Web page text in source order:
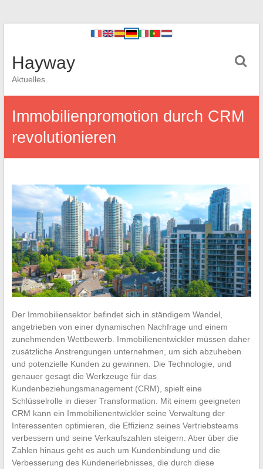
Hayway
Aktuelles
Immobilienpromotion durch CRM
revolutionieren
Der Immobiliensektor befindet sich in ständigem Wandel,
angetrieben von einer dynamischen Nachfrage und einem
zunehmenden Wettbewerb. Immobilienentwickler müssen daher
zusätzliche Anstrengungen unternehmen, um sich abzuheben
und potenzielle Kunden zu gewinnen. Die Technologie, und
genauer gesagt die Werkzeuge für das
Kundenbeziehungsmanagement (CRM), spielt eine
Schlüsselrolle in dieser Transformation. Mit einem geeigneten
CRM kann ein Immobilienentwickler seine Verwaltung der
Interessenten optimieren, die Effizienz seines Vertriebsteams
verbessern und seine Verkaufszahlen steigern. Aber über die
Zahlen hinaus geht es auch um Kundenbindung und die
Verbesserung des Kundenerlebnisses, die durch diese